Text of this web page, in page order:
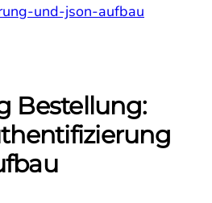
und-json-aufbau
Bestellung: